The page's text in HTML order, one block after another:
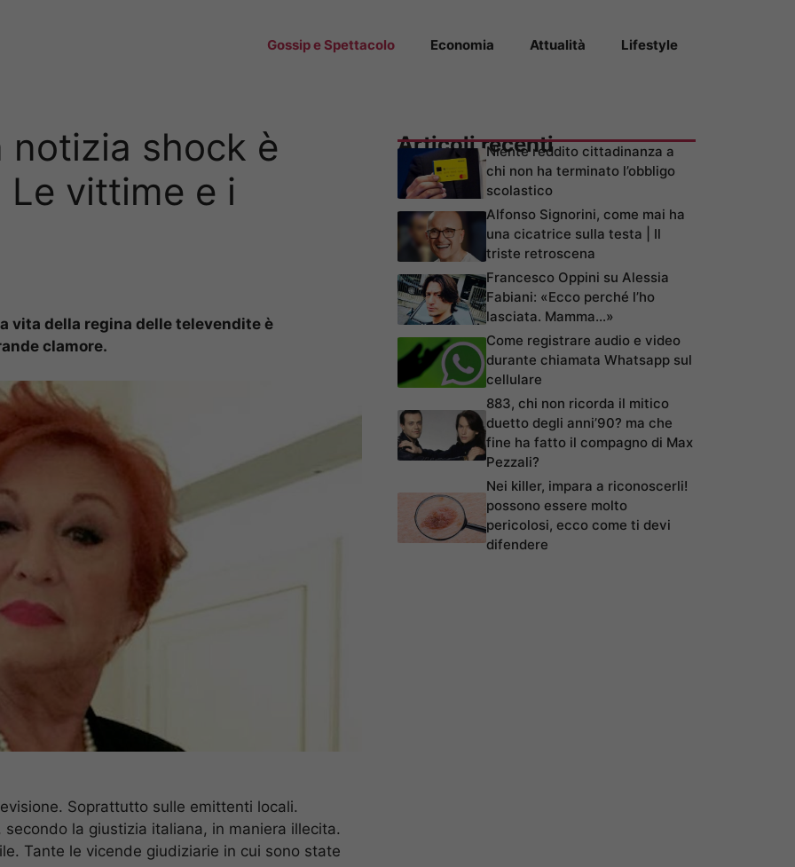
Gossip e Spettacolo Economia Attualità Lifestyle
notizia shock è
vittime e i
vita della regina delle televendite è
clamore.
Soprattutto sulle emittenti locali.
la giustizia italiana, in maniera illecita.
Tante le vicende giudiziarie in cui sono state
Articoli recentiNiente reddito cittadinanza a
chi non ha terminato l’obbligo
scolastico
Alfonso Signorini, come mai ha
una cicatrice sulla testa | Il
triste retroscena
Francesco Oppini su Alessia
Fabiani: «Ecco perché l’ho
lasciata. Mamma…»
Come registrare audio e video
durante chiamata Whatsapp sul
cellulare
883, chi non ricorda il mitico
duetto degli anni’90? ma che
fine ha fatto il compagno di Max
Pezzali?
Nei killer, impara a riconoscerli!
possono essere molto
pericolosi, ecco come ti devi
difendere